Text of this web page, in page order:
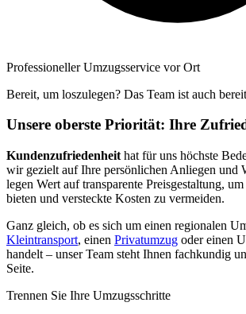
Professioneller Umzugsservice vor Ort
Bereit, um loszulegen? Das Team ist auch
Unsere oberste Priorität: Ihre
Kundenzufriedenheit hat für uns höchste
wir gezielt auf Ihre persönlichen Anliegen und
legen Wert auf transparente Preisgestaltung,
bieten und versteckte Kosten zu vermeiden.
Ganz gleich, ob es sich um einen regionalen
Kleintransport, einen Privatumzug oder einen
handelt – unser Team steht Ihnen fachkundig
Seite.
Trennen Sie Ihre Umzugsschritte